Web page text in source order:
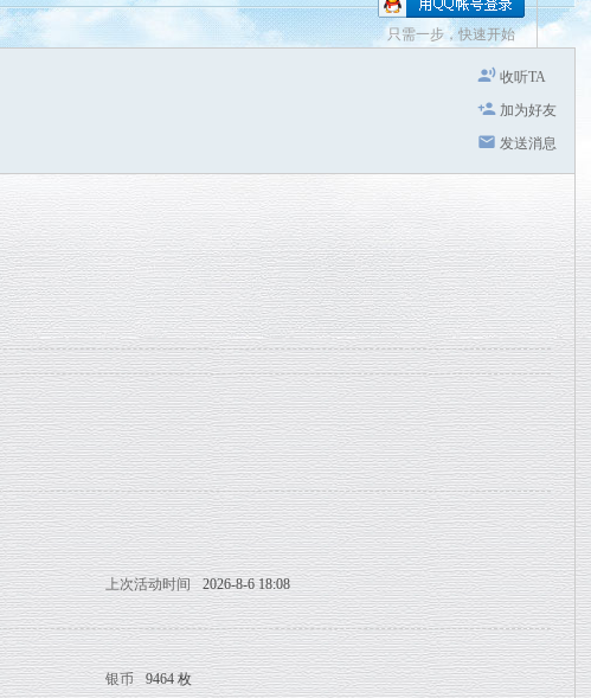
只需一步，快速开始
收听TA
加为好友
发送消息
上次活动时间
2026-8-6 18:08
银币
9464 枚